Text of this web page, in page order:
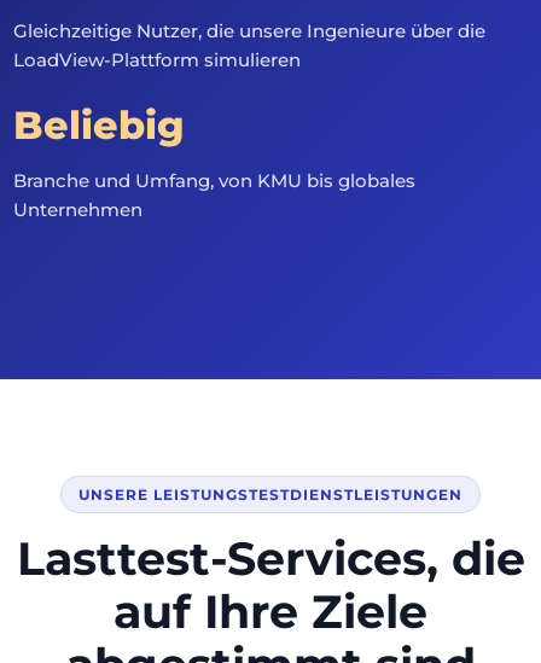
Gleichzeitige Nutzer, die unsere Ingenieure über die
LoadView-Plattform simulieren
Beliebig
Branche und Umfang, von KMU bis globales
Unternehmen
UNSERE LEISTUNGSTESTDIENSTLEISTUNGEN
Lasttest-Services, die
auf Ihre Ziele